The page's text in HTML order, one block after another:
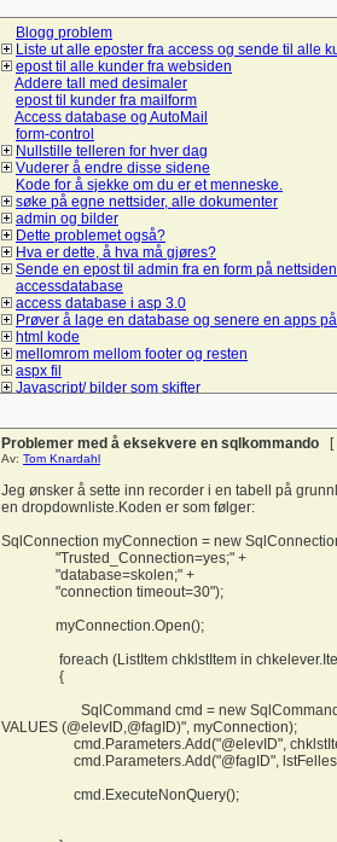
Blogg problem
Liste ut alle eposter fra access og sende til alle
epost til alle kunder fra websiden
Addere tall med desimaler
epost til kunder fra mailform
Access database og AutoMail
form-control
Nullstille telleren for hver dag
Vuderer å endre disse sidene
Kode for å sjekke om du er et menneske.
søke på egne nettsider, alle dokumenter
admin og bilder
Dette problemet også?
Hva er dette, å hva må gjøres?
Sende en epost til admin fra en form på nettsiden
accessdatabase
access database i asp 3.0
Prøver å lage en database og senere en apps
html kode
mellomrom mellom footer og resten
aspx fil
Javascript/ bilder som skifter
Lik i ulike browsere
checkBoxList
Hvordan bruke session sammen med listeboks
Hyperlink-vise informasjon uten nytt vindu
tekst sjekk
Liste ut poster i asp
spørsmål om litt hjelp til denne siden
hvordan logge seg inn på sin egen e-mail
Sjekk på e-postadresseformat
Bytte om på tekst i tekstbokser ASP.NET
Struktur på databaser
si opp abbonementet
Personalregister
Lever nettstedet??
Light box og css
Problemer med å eksekvere en sqlkommando [
Av: Tom Knardahl
Jeg ønsker å sette inn recorder i en tabell på
en dropdownliste.Koden er som følger:
SqlConnection myConnection = new
"Trusted_Connection=yes;" +
"database=skolen;" +
"connection timeout=30");
myConnection.Open();
foreach (ListItem chklstItem in
{
SqlCommand cmd = new
VALUES (@elevID,@fagID)", myConnection);
cmd.Parameters.Add("@elevID",
cmd.Parameters.Add("@fagID",
cmd.ExecuteNonQuery();